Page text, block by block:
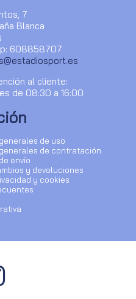
7
Blanca
608858707
al cliente:
de 08:30 a 16:00
de uso
de contratación
envío
y devoluciones
y cookies